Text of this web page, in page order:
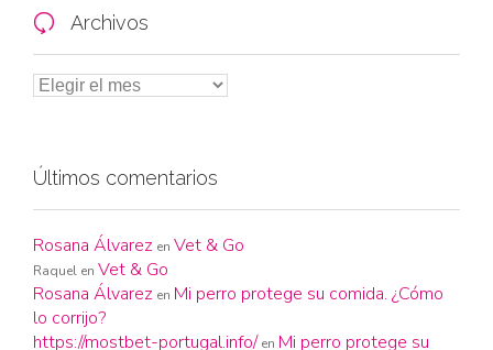
 Archivos
Últimos comentarios
Rosana Álvarez en Vet & Go
Raquel en Vet & Go
Rosana Álvarez en Mi perro protege su comida. ¿Cómo
lo corrijo?
https://mostbet-portugal.info/ en Mi perro protege su